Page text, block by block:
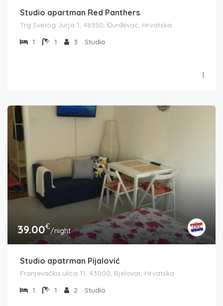
Studio apartman Red Panthers
Trg Svetog Jurja 1, 48350, Đurđevac, Hrvatska
1
1 3 Studio
39.00€/night
Studio apatrman Pijalović
Franjevačka ulica 11, 43000, Bjelovar, Hrvatska
1
1 2 Studio